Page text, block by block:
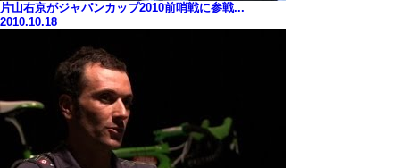
片山右京がジャパンカップ2010前哨戦に参戦...
2010.10.18